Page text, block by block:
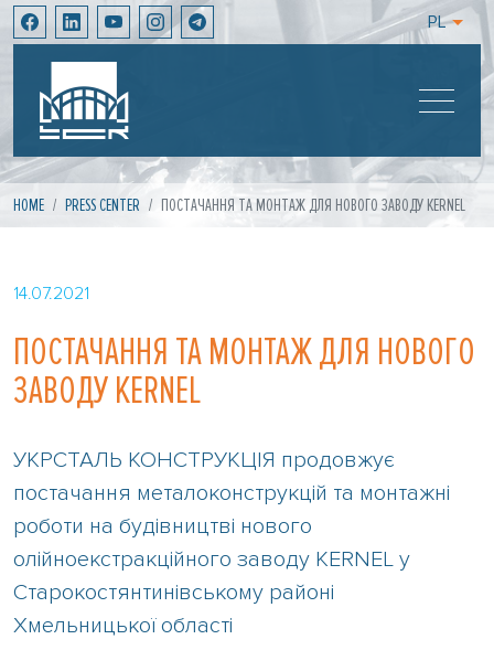
PL
HOME PRESS CENTER ПОСТАЧАННЯ ТА МОНТАЖ ДЛЯ НОВОГО ЗАВОДУ KERNEL
14.07.2021
ПОСТАЧАННЯ ТА МОНТАЖ ДЛЯ НОВОГО
ЗАВОДУ KERNEL
УКРСТАЛЬ КОНСТРУКЦІЯ продовжує
постачання металоконструкцій та монтажні
роботи на будівництві нового
олійноекстракційного заводу KERNEL у
Старокостянтинівському районі
Хмельницької області